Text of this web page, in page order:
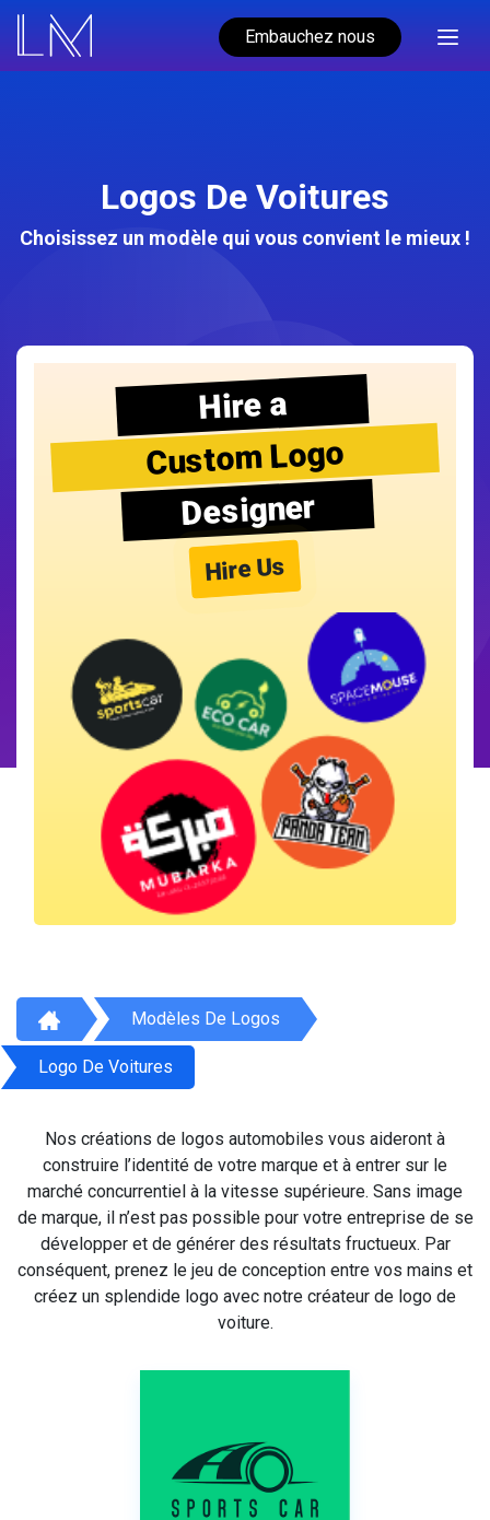
Embauchez nous
Logos De Voitures
Choisissez un modèle qui vous convient le mieux !
Hire a
Custom Logo
Designer
Hire Us
Modèles De Logos
Logo De Voitures
Nos créations de logos automobiles vous aideront à
construire l’identité de votre marque et à entrer sur le
marché concurrentiel à la vitesse supérieure. Sans image
de marque, il n’est pas possible pour votre entreprise de se
développer et de générer des résultats fructueux. Par
conséquent, prenez le jeu de conception entre vos mains et
créez un splendide logo avec notre créateur de logo de
voiture.